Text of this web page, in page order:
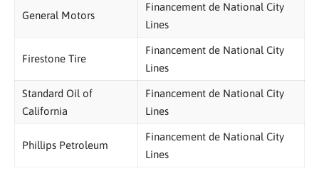
General Motors
Financement de National City
Lines
Firestone Tire
Financement de National City
Lines
Standard Oil of
California
Financement de National City
Lines
Phillips Petroleum
Financement de National City
Lines